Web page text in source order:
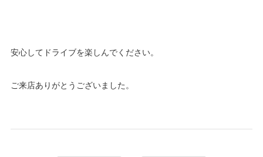
安心してドライブを楽しんでください。
ご来店ありがとうございました。